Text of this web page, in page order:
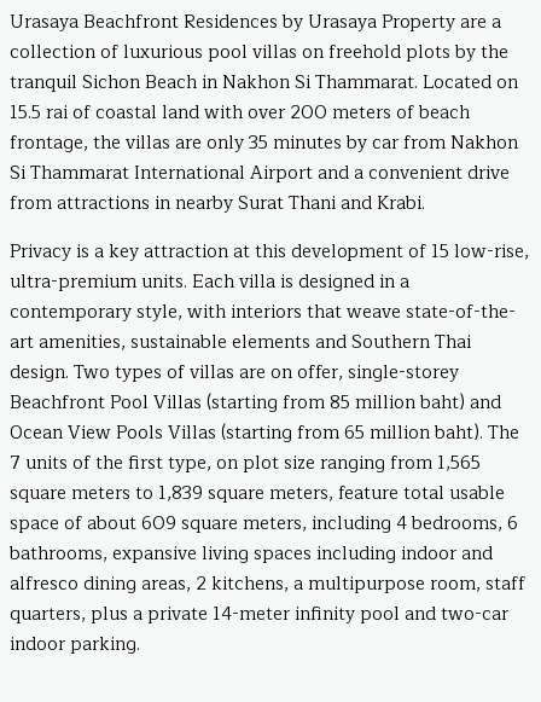
Urasaya Beachfront Residences by Urasaya Property are a
collection of luxurious pool villas on freehold plots by the
tranquil Sichon Beach in Nakhon Si Thammarat. Located on
15.5 rai of coastal land with over 200 meters of beach
frontage, the villas are only 35 minutes by car from Nakhon
Si Thammarat International Airport and a convenient drive
from attractions in nearby Surat Thani and Krabi.
Privacy is a key attraction at this development of 15 low-rise,
ultra-premium units. Each villa is designed in a
contemporary style, with interiors that weave state-of-the-
art amenities, sustainable elements and Southern Thai
design. Two types of villas are on offer, single-storey
Beachfront Pool Villas (starting from 85 million baht) and
Ocean View Pools Villas (starting from 65 million baht). The
7 units of the first type, on plot size ranging from 1,565
square meters to 1,839 square meters, feature total usable
space of about 609 square meters, including 4 bedrooms, 6
bathrooms, expansive living spaces including indoor and
alfresco dining areas, 2 kitchens, a multipurpose room, staff
quarters, plus a private 14-meter infinity pool and two-car
indoor parking.